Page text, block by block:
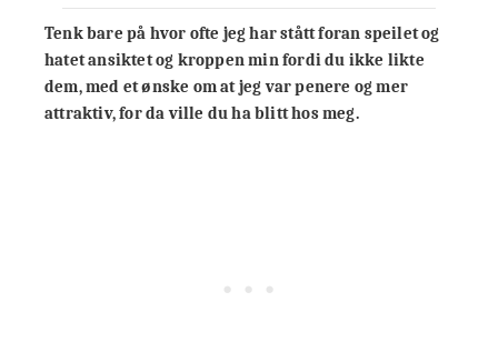
Tenk bare på hvor ofte jeg har stått foran speilet og
hatet ansiktet og kroppen min fordi du ikke likte
dem, med et ønske om at jeg var penere og mer
attraktiv, for da ville du ha blitt hos meg.